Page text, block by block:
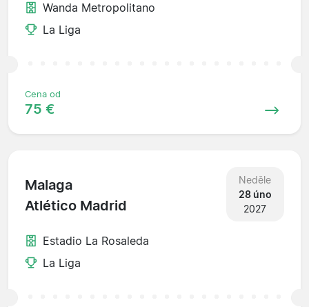
Wanda Metropolitano
La Liga
Cena od
75 €
Malaga
Atlético Madrid
Neděle
28 úno
2027
Estadio La Rosaleda
La Liga